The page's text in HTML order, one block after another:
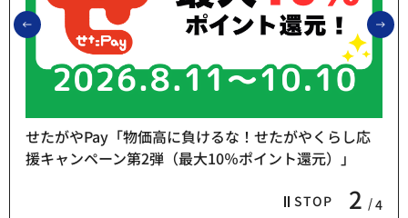
前のスライドを表示
STOP 2 4
せたがやPay「物価高に負けるな！せたがやくらし応
援キャンペーン第2弾（最大10％ポイント還元）」